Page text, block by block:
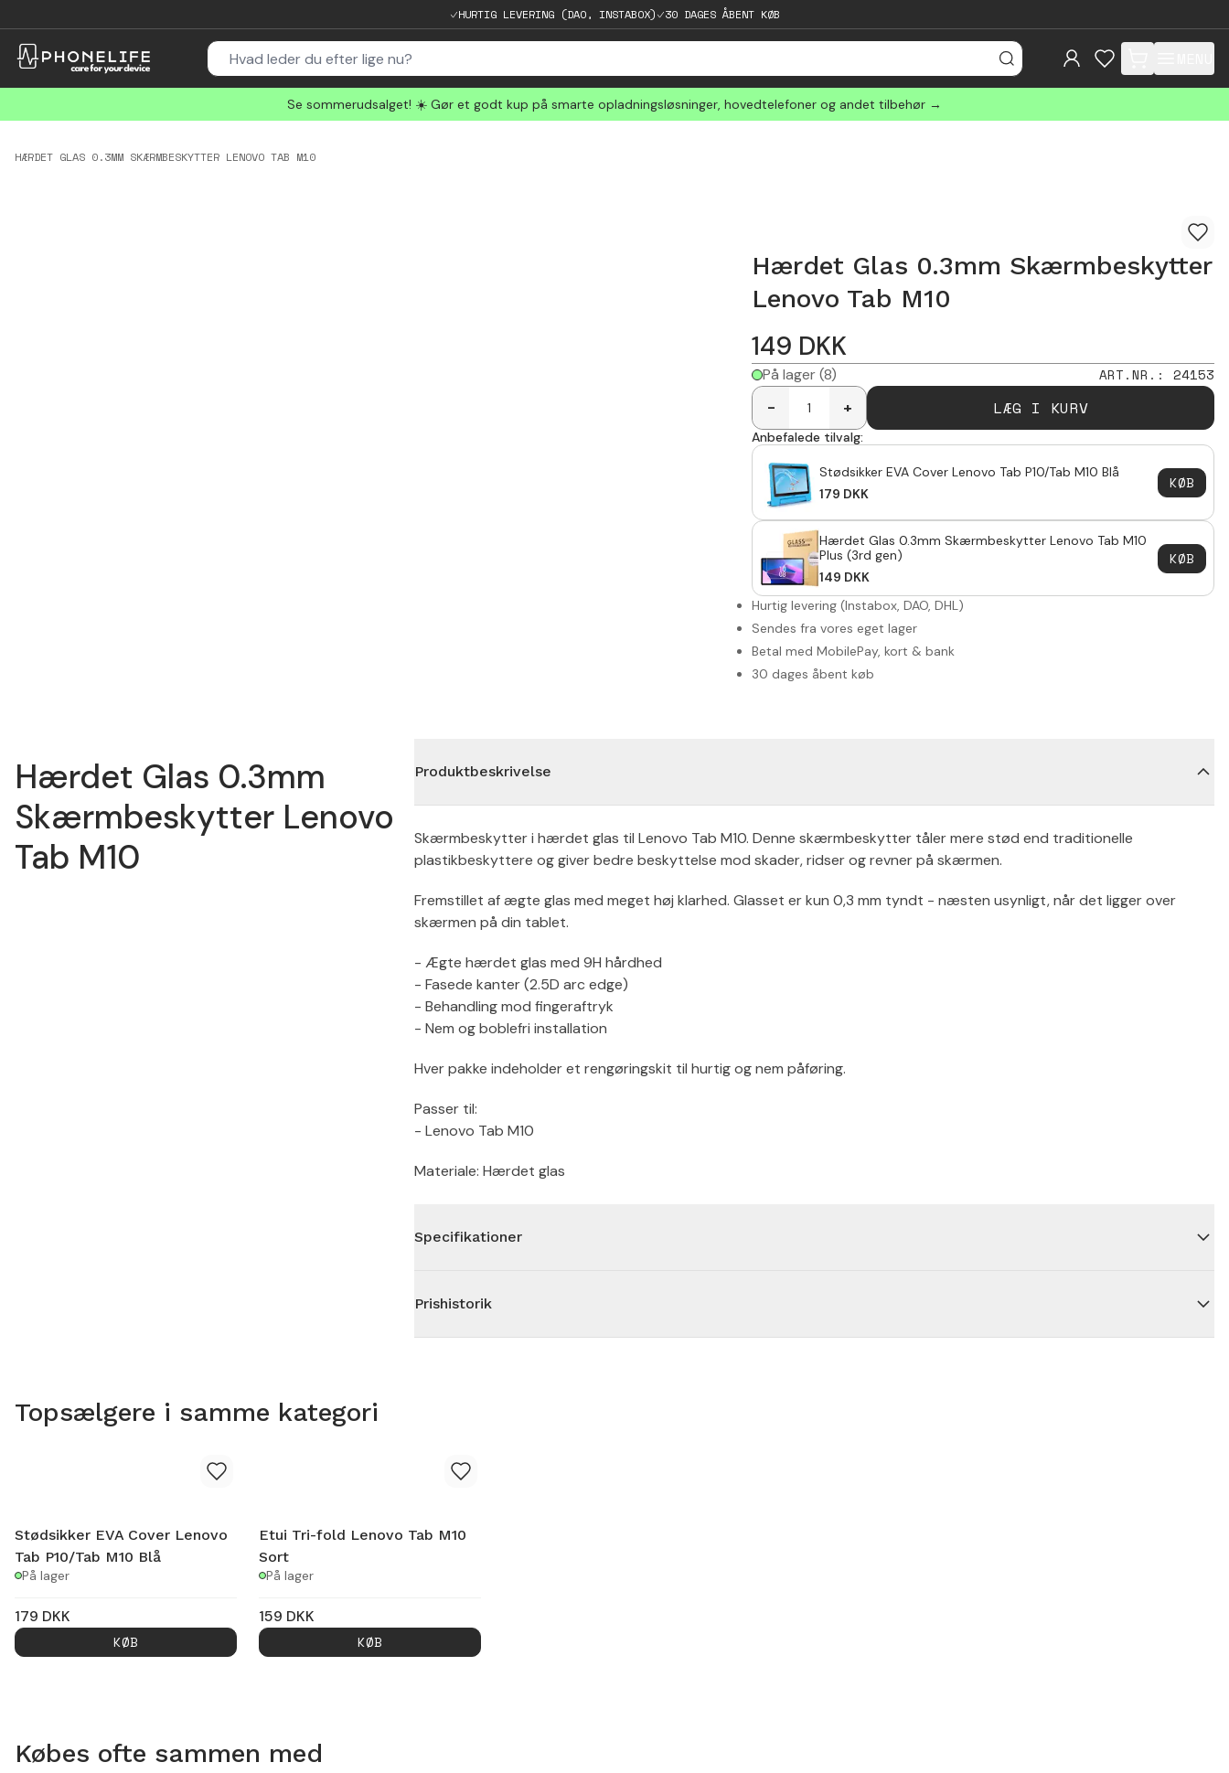
HURTIG LEVERING (DAO, INSTABOX) 30 DAGES ÅBENT KØB
items in cart, view
Se sommerudsalget! ☀️ Gør et godt kup på smarte opladningsløsninger, hovedtelefoner og andet tilbehør →
HÆRDET GLAS 0.3MM SKÆRMBESKYTTER LENOVO TAB M10
Hærdet Glas 0.3mm Skærmbeskytter
Lenovo Tab M10
149 DKK
På lager (8) ART.NR. : 24153
-
+ LÆG I KURV
Anbefalede tilvalg:
Stødsikker EVA Cover Lenovo Tab P10/Tab M10 Blå
179 DKK
KØB
Hærdet Glas 0.3mm Skærmbeskytter Lenovo Tab M10
Plus (3rd gen)
149 DKK
KØB
Hurtig levering (Instabox, DAO, DHL)
Sendes fra vores eget lager
Betal med MobilePay, kort & bank
30 dages åbent køb
Hærdet Glas 0.3mm
Skærmbeskytter Lenovo
Tab M10
Produktbeskrivelse
Skærmbeskytter i hærdet glas til Lenovo Tab M10. Denne skærmbeskytter tåler mere stød end traditionelle
plastikbeskyttere og giver bedre beskyttelse mod skader, ridser og revner på skærmen.
Fremstillet af ægte glas med meget høj klarhed. Glasset er kun 0,3 mm tyndt - næsten usynligt, når det ligger over
skærmen på din tablet.
- Ægte hærdet glas med 9H hårdhed
- Fasede kanter (2.5D arc edge)
- Behandling mod fingeraftryk
- Nem og boblefri installation
Hver pakke indeholder et rengøringskit til hurtig og nem påføring.
Passer til:
- Lenovo Tab M10
Materiale: Hærdet glas
Specifikationer
Prishistorik
Topsælgere i samme kategori
Stødsikker EVA Cover Lenovo
Tab P10/Tab M10 Blå
På lager
179 DKK
KØB
Etui Tri-fold Lenovo Tab M10
Sort
På lager
159 DKK
KØB
Købes ofte sammen med